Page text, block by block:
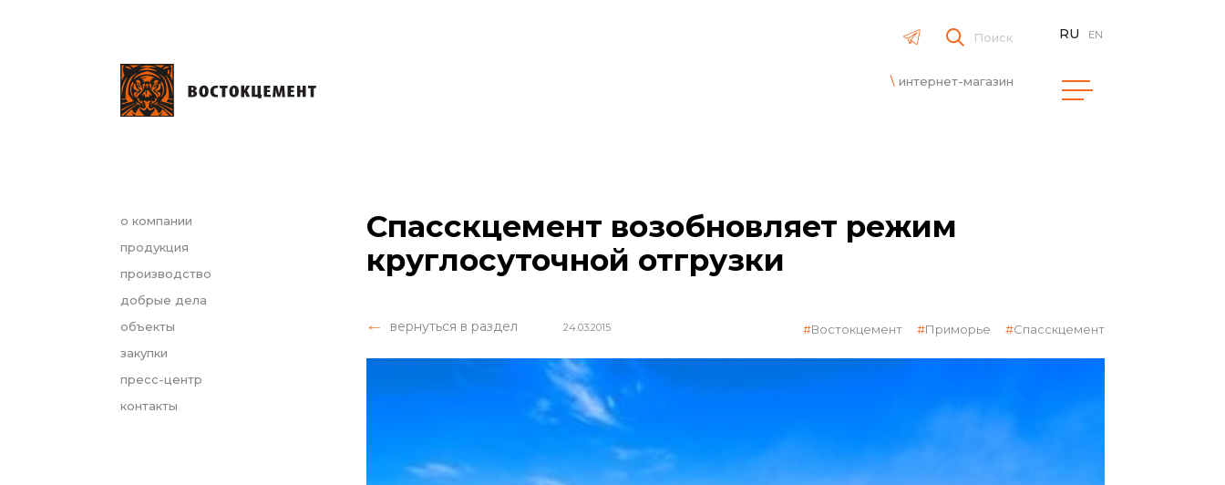
Поиск
интернет-магазин
RU EN
о компании
продукция
производство
добрые дела
объекты
закупки
пресс-центр
контакты
Спасскцемент возобновляет режим
круглосуточной отгрузки
вернуться в раздел 24.03.2015 Востокцемент Приморье Спасскцемент